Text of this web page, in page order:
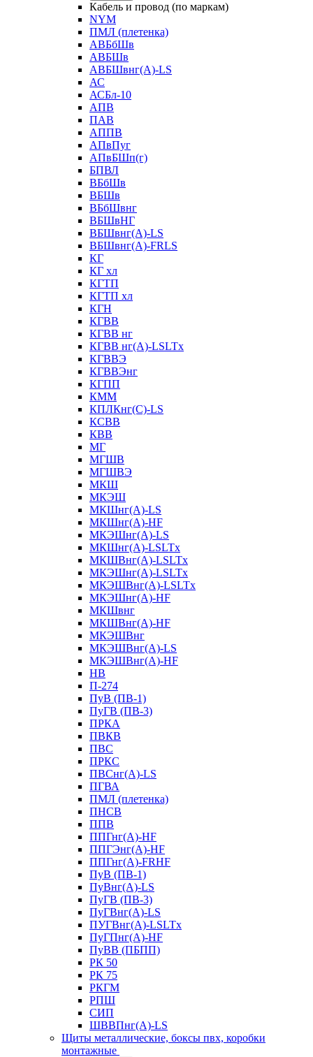
Кабель и провод (по маркам)
NYM
ПМЛ (плетенка)
АВБбШв
АВБШв
АВБШвнг(А)-LS
АС
АСБл-10
АПВ
ПАВ
АППВ
АПвПуг
АПвБШп(г)
БПВЛ
ВБбШв
ВБШв
ВБбШвнг
ВБШвНГ
ВБШвнг(А)-LS
ВБШвнг(А)-FRLS
КГ
КГ хл
КГТП
КГТП хл
КГН
КГВВ
КГВВ нг
КГВВ нг(А)-LSLTx
КГВВЭ
КГВВЭнг
КГПП
КММ
КПЛКнг(C)-LS
КСВВ
КВВ
МГ
МГШВ
МГШВЭ
МКШ
МКЭШ
МКШнг(А)-LS
МКШнг(А)-HF
МКЭШнг(А)-LS
МКШнг(А)-LSLTx
МКШВнг(A)-LSLTx
МКЭШнг(А)-LSLTx
МКЭШВнг(A)-LSLTx
МКЭШнг(А)-HF
МКШвнг
МКШВнг(А)-HF
МКЭШВнг
МКЭШВнг(А)-LS
МКЭШВнг(А)-HF
НВ
П-274
ПуВ (ПВ-1)
ПуГВ (ПВ-3)
ПРКА
ПВКВ
ПВС
ПРКС
ПВСнг(А)-LS
ПГВА
ПМЛ (плетенка)
ПНСВ
ППВ
ППГнг(А)-HF
ППГЭнг(А)-HF
ППГнг(А)-FRHF
ПуВ (ПВ-1)
ПуВнг(А)-LS
ПуГВ (ПВ-3)
ПуГВнг(А)-LS
ПУГВнг(А)-LSLTx
ПуГПнг(А)-HF
ПуВВ (ПБПП)
РК 50
РК 75
РКГМ
РПШ
СИП
ШВВПнг(А)-LS
Щиты металлические, боксы пвх, коробки
монтажные